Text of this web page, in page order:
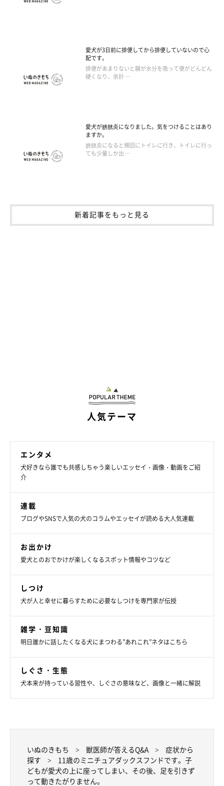
愛犬が3日前に排便してから排便していないので心
配です。
排便があまりないと腸が水分を吸って便がどんどん
硬くなり、余計 …
愛犬が膀胱炎になりました。気をつけることはあり
ますか。
膀胱炎になると頻回にトイレに行き、トイレに行っ
ても少量しか出 …
新着記事をもっと見る
人気テーマ
エンタメ
犬好きなら誰でも共感しちゃう楽しいエッセイ・画像・動画をご紹
介
連載
ブログやSNSで人気の犬のコラムやエッセイが読める大人気連載
お出かけ
愛犬とのおでかけが楽しくなるスポット情報やコツなど
しつけ
犬が人と幸せに暮らすために必要なしつけを専門家が伝授
雑学・豆知識
明日誰かに話したくなる犬にまつわる”あれこれ”ネタはこちら
しぐさ・生態
犬本来が持っている習性や、しぐさの意味など、画像と一緒に解説
いぬのきもち 獣医師が答えるQ&A
症状から
探す
11歳のミニチュアダックスフンドです。子
どもが愛犬の上に座ってしまい、その後、足を引きず
って動きたがりません。